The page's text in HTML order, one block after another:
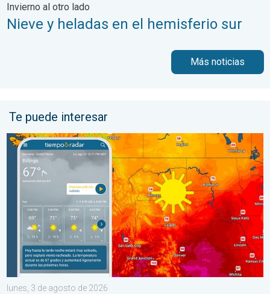
Invierno al otro lado
Nieve y heladas en el hemisferio sur
Más noticias
Te puede interesar
Regresa el fresco al norte de las Montañas Rocosas. Un
lunes, 3 de agosto de 2026